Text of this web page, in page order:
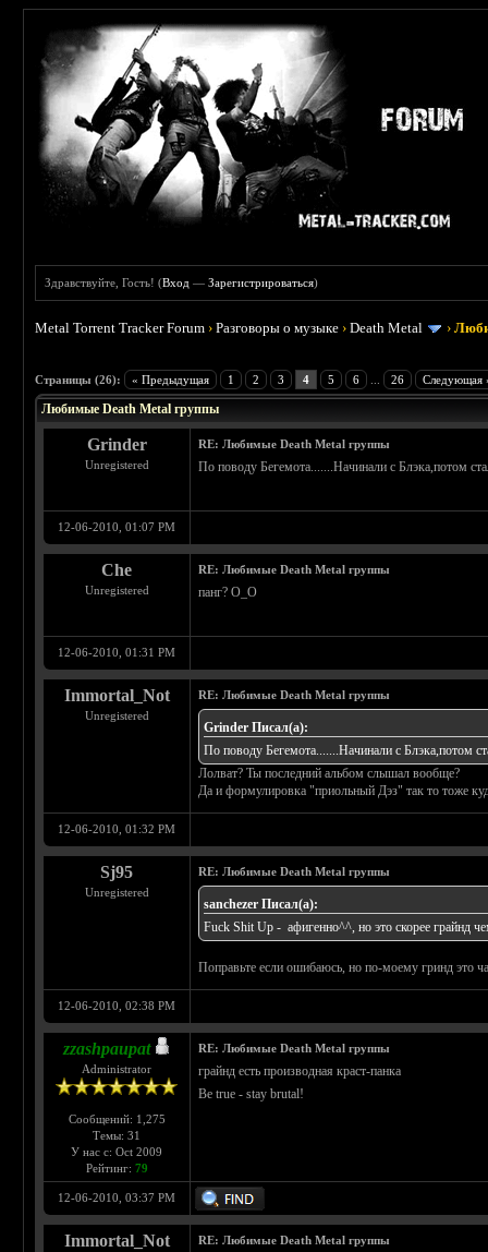
Здравствуйте, Гость! (Вход —Зарегистрироваться)
Metal Torrent Tracker Forum ›Разговоры о музыке ›Death Metal ›
Страницы (26): « Предыдущая 1 2 3 4 5 6 26 Следующая
Любимые Death Metal группы
Grinder
Unregistered
RE: Любимые Death Metal группы
По поводу Бегемота.......Начинали с Блэка,потом
12-06-2010, 01:07 PM
Che
Unregistered
RE: Любимые Death Metal группы
панг? О_О
12-06-2010, 01:31 PM
Immortal_Not
Unregistered
RE: Любимые Death Metal группы
Grinder Писал(а):
По поводу Бегемота.......Начинали с Блэка,потом
Лолват? Ты последний альбом слышал вообще?
Да и формулировка "приольный Дэз" так то тоже
12-06-2010, 01:32 PM
Sj95
Unregistered
RE: Любимые Death Metal группы
sanchezer Писал(а):
Fuck Shit Up - афигенно^^, но это скорее грайнд
Поправьте если ошибаюсь, но по-моему гринд это
12-06-2010, 02:38 PM
zzashpaupat
Administrator
Сообщений: 1,275
Темы: 31
У нас с: Oct 2009
Рейтинг: 79
RE: Любимые Death Metal группы
грайнд есть производная краст-панка
Be true - stay brutal!
12-06-2010, 03:37 PM
Immortal_Not RE: Любимые Death Metal группы